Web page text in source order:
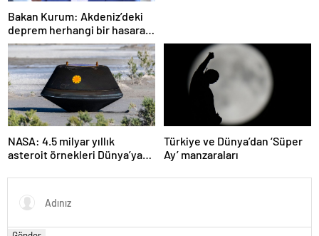
Bakan Kurum: Akdeniz’deki
deprem herhangi bir hasara
neden olmadı
NASA: 4.5 milyar yıllık
asteroit örnekleri Dünya’ya
başlangıcına ışık tutabilir
Türkiye ve Dünya’dan ‘Süper
Ay’ manzaraları